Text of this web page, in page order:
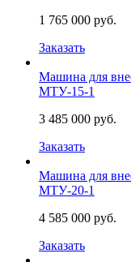
1 765 000 руб.
Заказать
Машина для
МТУ-15-1
3 485 000 руб.
Заказать
Машина для
МТУ-20-1
4 585 000 руб.
Заказать